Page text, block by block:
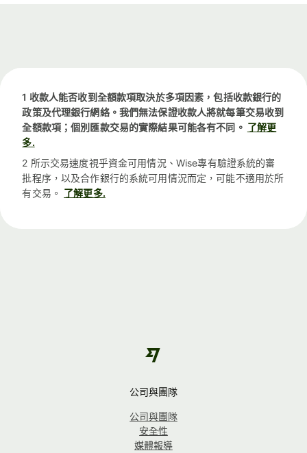
1 收款人能否收到全額款項取決於多項因素，包括收款銀行的
政策及代理銀行網絡。我們無法保證收款人將就每筆交易收到
全額款項；個別匯款交易的實際結果可能各有不同。 了解更
多.
2 所示交易速度視乎資金可用情況、Wise專有驗證系統的審
批程序，以及合作銀行的系統可用情況而定，可能不適用於所
有交易。 了解更多.
公司與團隊
公司與團隊
安全性
媒體報導